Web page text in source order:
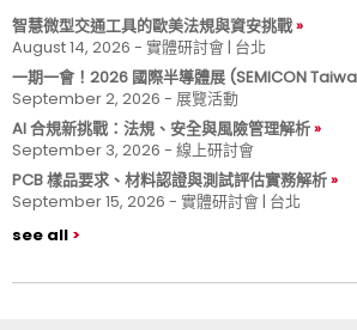
智慧微型交通工具的歐美法規與資安挑戰
August 14, 2026 - 實體研討會 | 台北
一期一會！2026 國際半導體展 (SEMICON
September 2, 2026 - 展覽活動
AI 合規新挑戰：法規、安全與風險管理解析
September 3, 2026 - 線上研討會
PCB 樣品要求、材料認證與測試評估實務解析
September 15, 2026 - 實體研討會 | 台北
see all